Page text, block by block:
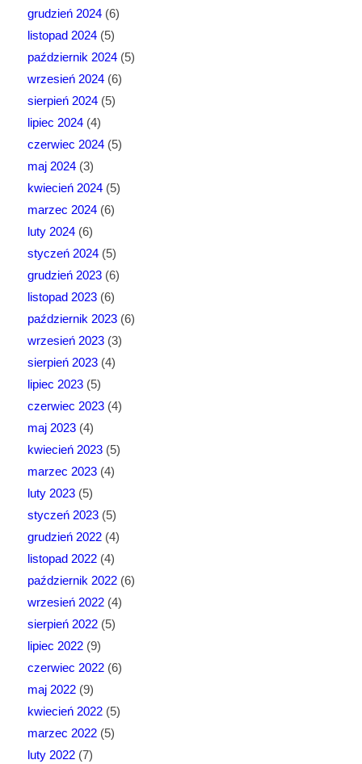
grudzień 2024(6)
listopad 2024(5)
październik 2024(5)
wrzesień 2024(6)
sierpień 2024(5)
lipiec 2024(4)
czerwiec 2024(5)
maj 2024(3)
kwiecień 2024(5)
marzec 2024(6)
luty 2024(6)
styczeń 2024(5)
grudzień 2023(6)
listopad 2023(6)
październik 2023(6)
wrzesień 2023(3)
sierpień 2023(4)
lipiec 2023(5)
czerwiec 2023(4)
maj 2023(4)
kwiecień 2023(5)
marzec 2023(4)
luty 2023(5)
styczeń 2023(5)
grudzień 2022(4)
listopad 2022(4)
październik 2022(6)
wrzesień 2022(4)
sierpień 2022(5)
lipiec 2022(9)
czerwiec 2022(6)
maj 2022(9)
kwiecień 2022(5)
marzec 2022(5)
luty 2022(7)